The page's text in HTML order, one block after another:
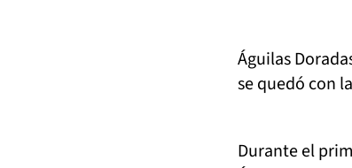
Águilas
se quedó con
Durante el